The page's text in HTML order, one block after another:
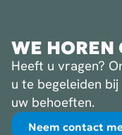
WE HOREN
Heeft u vragen?
u te begeleiden
uw behoeften.
Neem contact